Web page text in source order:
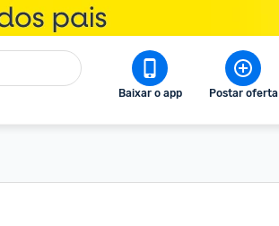
Baixar o app Postar oferta